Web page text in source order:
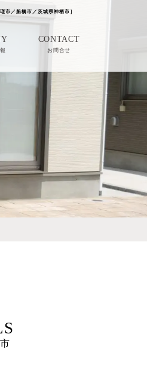
市／船橋市／茨城県神栖市］
CONTACT
お問合せ